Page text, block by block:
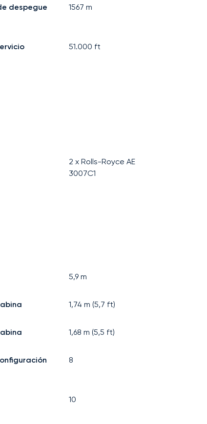
despegue 1567 m
51.000 ft
2 x Rolls-Royce AE
3007C1
5,9 m
1,74 m (5,7 ft)
1,68 m (5,5 ft)
8
10